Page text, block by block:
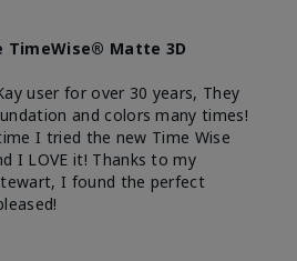
TimeWise® Matte 3D
user for over 30 years, They
and colors many times!
I tried the new Time Wise
I LOVE it! Thanks to my
I found the perfect